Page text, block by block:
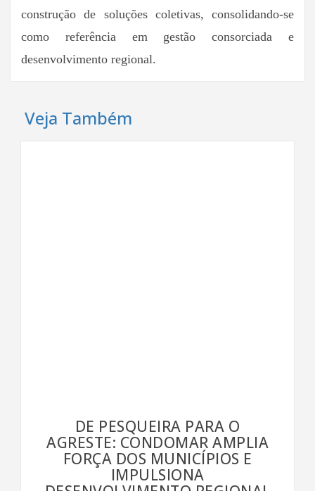
construção de soluções coletivas, consolidando-se
como referência em gestão consorciada e
desenvolvimento regional.
Veja Também
DE PESQUEIRA PARA O
AGRESTE: CONDOMAR AMPLIA
FORÇA DOS MUNICÍPIOS E
IMPULSIONA